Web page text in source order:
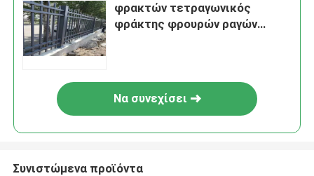
φρακτών τετραγωνικός
φράκτης φρουρών ραγών
Να συνεχίσει
Συνιστώμενα προϊόντα